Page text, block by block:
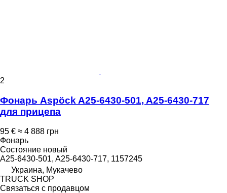
2
Фонарь Aspöck A25-6430-501, A25-6430-717
для прицепа
95 € ≈ 4 888 грн
Фонарь
Состояние новый
A25-6430-501, A25-6430-717, 1157245
Украина, Мукачево
TRUCK SHOP
Связаться с продавцом